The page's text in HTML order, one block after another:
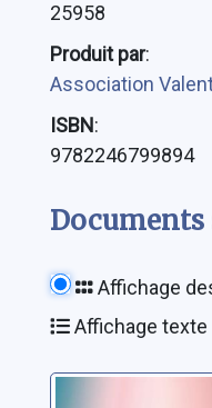
25958
Produit par:
Association
ISBN:
9782246799894
Affichage
Affichage texte